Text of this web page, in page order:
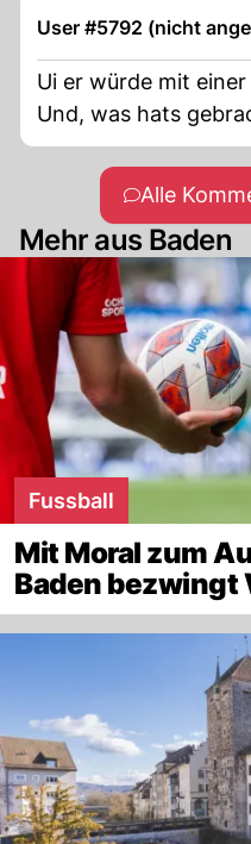
User #5792 (nicht
Ui er würde mit
Und, was hats
Alle
Mehr aus Baden
Fussball
Mit Moral zum
Baden bezwingt